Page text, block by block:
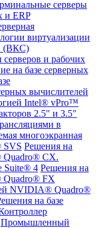
серверы
и ERP
виртуализации
(ВКС)
и рабочих
на базе серверных
вычислителей
Intel® vPro™
2.5" и 3.5"
в
многоэкранная
SVS Решения на
Quadro® CX.
Suite® 4 Решения на
Quadro® FX
NVIDIA® Quadro®
на базе
Промышленный